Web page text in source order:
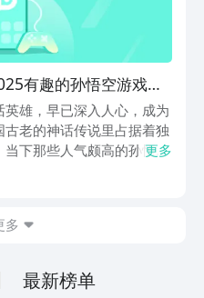
有趣的孙悟空游戏榜
雄，早已深入人心，成为
老的神话传说里占据着独
下那些人气颇高的孙悟空
以下这些以悟空为主角的
更多
多
最新榜单